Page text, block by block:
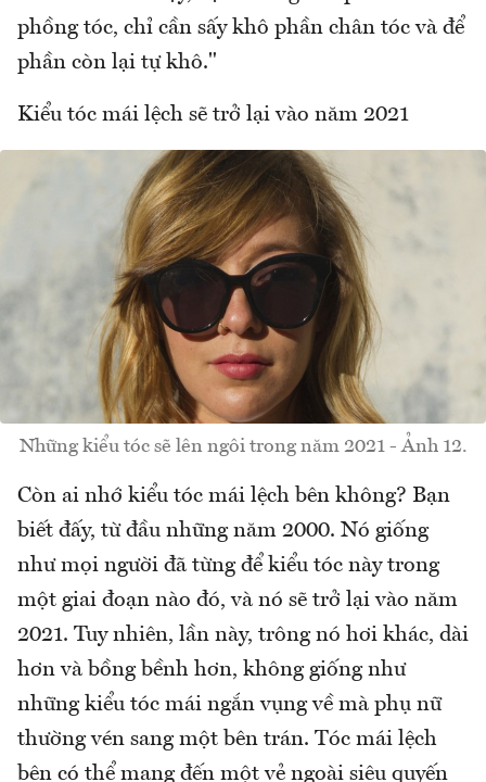
phồng tóc, chỉ cần sấy khô phần chân tóc và để
phần còn lại tự khô."
Kiểu tóc mái lệch sẽ trở lại vào năm 2021
Những kiểu tóc sẽ lên ngôi trong năm 2021 - Ảnh 12.
Còn ai nhớ kiểu tóc mái lệch bên không? Bạn
biết đấy, từ đầu những năm 2000. Nó giống
như mọi người đã từng để kiểu tóc này trong
một giai đoạn nào đó, và nó sẽ trở lại vào năm
2021. Tuy nhiên, lần này, trông nó hơi khác, dài
hơn và bồng bềnh hơn, không giống như
những kiểu tóc mái ngắn vụng về mà phụ nữ
thường vén sang một bên trán. Tóc mái lệch
bên có thể mang đến một vẻ ngoài siêu quyến